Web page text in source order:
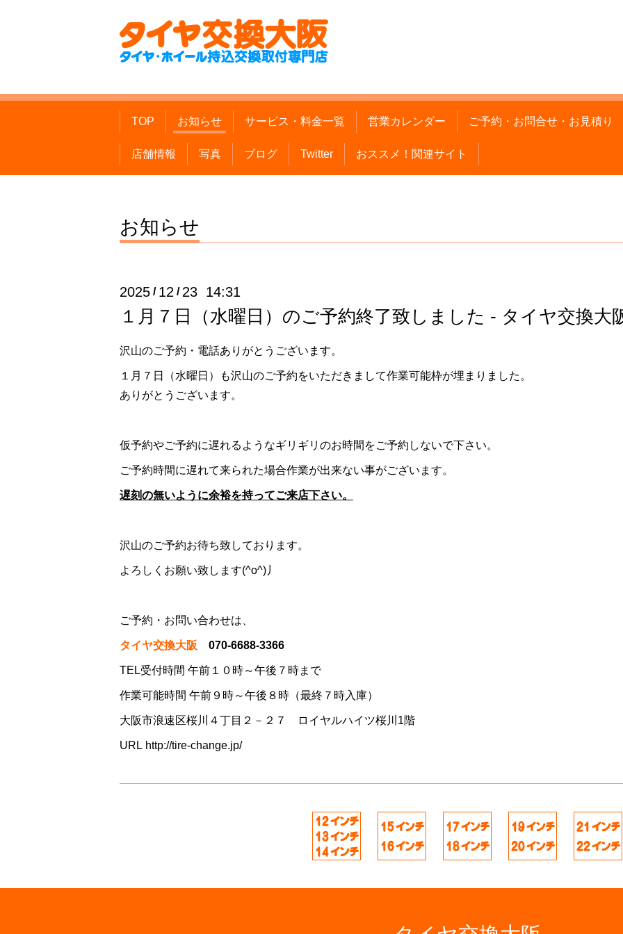
TOP お知らせ サービス・料金一覧 営業カレンダー ご予約・お問合せ・お見積り
店舗情報 写真 ブログ Twitter おススメ！関連サイト
お知らせ
2025 / 12 / 23 14:31
１月７日（水曜日）のご予約終了致しました - タイヤ交換大
沢山のご予約・電話ありがとうございます。
１月７日（水曜日）も沢山のご予約をいただきまして作業可能枠が埋まりました。
ありがとうございます。
仮予約やご予約に遅れるようなギリギリのお時間をご予約しないで下さい。
ご予約時間に遅れて来られた場合作業が出来ない事がございます。
遅刻の無いように余裕を持ってご来店下さい。
沢山のご予約お待ち致しております。
よろしくお願い致します(^o^)丿
ご予約・お問い合わせは、
タイヤ交換大阪 070-6688-3366
TEL受付時間 午前１０時～午後７時まで
作業可能時間 午前９時～午後８時（最終７時入庫）
大阪市浪速区桜川４丁目２－２７ ロイヤルハイツ桜川1階
URL http://tire-change.jp/